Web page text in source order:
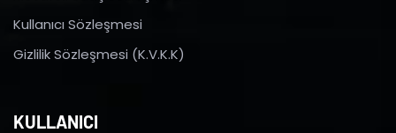
Kullanıcı Sözleşmesi
Gizlilik Sözleşmesi (K.V.K.K)
KULLANICI